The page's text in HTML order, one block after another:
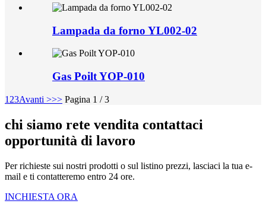
Lampada da forno YL002-02
Gas Poilt YOP-010
1 23Avanti >>> Pagina 1 / 3
chi siamo rete vendita contattaci
opportunità di lavoro
Per richieste sui nostri prodotti o sul listino prezzi, lasciaci la tua e-
mail e ti contatteremo entro 24 ore.
INCHIESTA ORA